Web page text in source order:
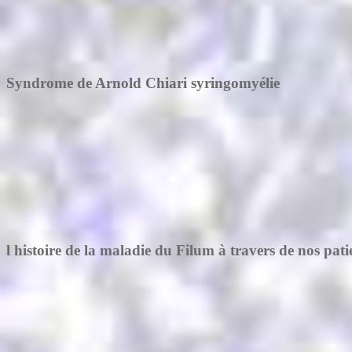
Syndrome de Arnold Chiari syringomyélie
l histoire de la maladie du Filum à travers de nos